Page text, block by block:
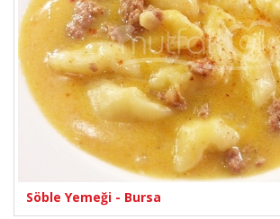
Söble Yemeği - Bursa